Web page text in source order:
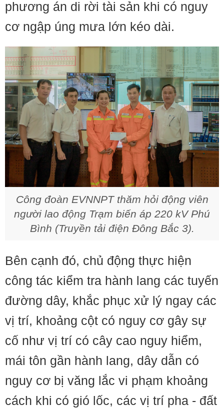
phương án di rời tài sản khi có nguy
cơ ngập úng mưa lớn kéo dài.
Công đoàn EVNNPT thăm hỏi động viên
người lao động Trạm biến áp 220 kV Phú
Bình (Truyền tải điện Đông Bắc 3).
Bên cạnh đó, chủ động thực hiện
công tác kiểm tra hành lang các tuyến
đường dây, khắc phục xử lý ngay các
vị trí, khoảng cột có nguy cơ gây sự
cố như vị trí có cây cao nguy hiểm,
mái tôn gần hành lang, dây dẫn có
nguy cơ bị văng lắc vi phạm khoảng
cách khi có gió lốc, các vị trí pha - đất